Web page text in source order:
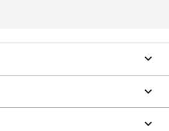
keyboard_arrow_down
keyboard_arrow_down
keyboard_arrow_down